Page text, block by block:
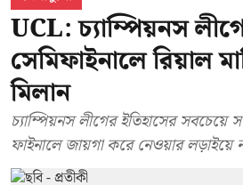
UCL: চ্যাম্পিয়নস
সেমিফাইনালে রিয়াল
মিলান
চ্যাম্পিয়নস লীগের ইতিহাসের
ফাইনালে জায়গা করে নেওয়ার লড়াইয়ে